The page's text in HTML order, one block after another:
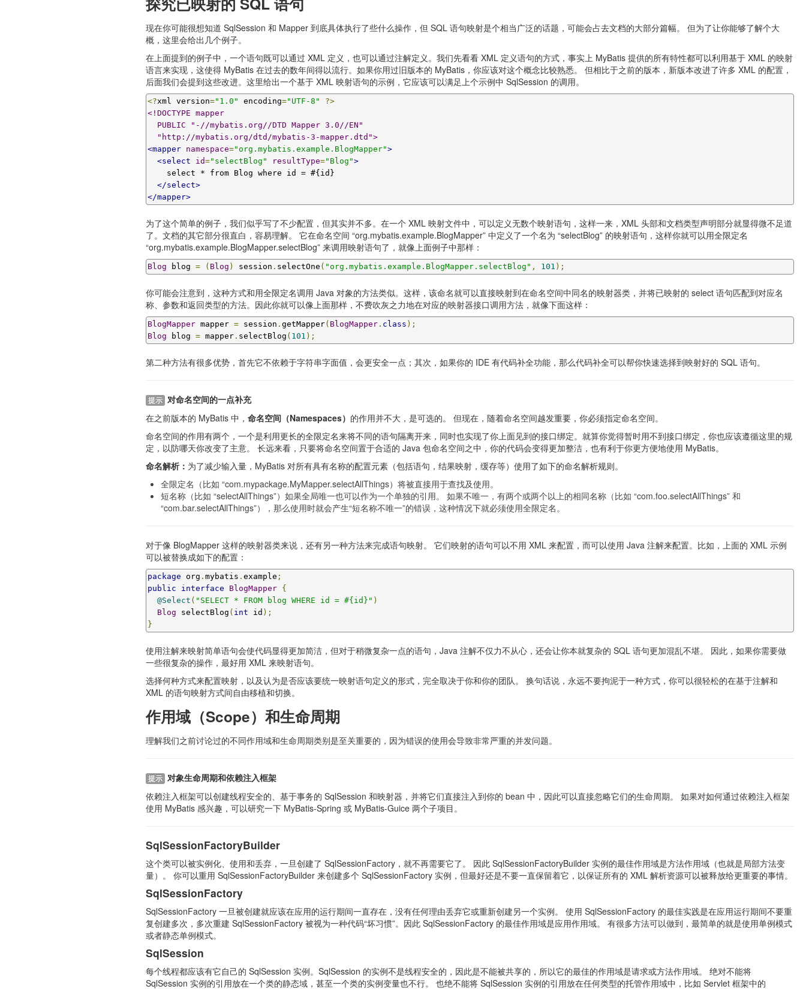
现在你可能很想知道 SqlSession 和 Mapper 到底具体执行了些什么操作，但 SQL 语句映射是个相当广泛的话题，可能会占去文档的大部分篇幅。 但为了让你能够了解个大
概，这里会给出几个例子。
在上面提到的例子中，一个语句既可以通过 XML 定义，也可以通过注解定义。我们先看看 XML 定义语句的方式，事实上 MyBatis 提供的所有特性都可以利用基于 XML 的映射
语言来实现，这使得 MyBatis 在过去的数年间得以流行。如果你用过旧版本的 MyBatis，你应该对这个概念比较熟悉。 但相比于之前的版本，新版本改进了许多 XML 的配置，
后面我们会提到这些改进。这里给出一个基于 XML 映射语句的示例，它应该可以满足上个示例中 SqlSession 的调用。
<?xml version="1.0" encoding="UTF-8"
?>
<!DOCTYPE mapper
  "http://mybatis.org/dtd/mybatis-3-mapper.dtd">
<mapper
namespace="org.mybatis.example.BlogMapper">
<select
id="selectBlog" resultType="Blog">
</select>
</mapper>
为了这个简单的例子，我们似乎写了不少配置，但其实并不多。在一个 XML 映射文件中，可以定义无数个映射语句，这样一来，XML 头部和文档类型声明部分就显得微不足道
了。文档的其它部分很直白，容易理解。 它在命名空间 “org.mybatis.example.BlogMapper” 中定义了一个名为 “selectBlog” 的映射语句，这样你就可以用全限定名
“org.mybatis.example.BlogMapper.selectBlog” 来调用映射语句了，就像上面例子中那样：
Blog blog = ( Blog ) session . selectOne ( "org.mybatis.example.BlogMapper.selectBlog" , 101 );
你可能会注意到，这种方式和用全限定名调用 Java 对象的方法类似。这样，该命名就可以直接映射到在命名空间中同名的映射器类，并将已映射的 select 语句匹配到对应名
称、参数和返回类型的方法。因此你就可以像上面那样，不费吹灰之力地在对应的映射器接口调用方法，就像下面这样：
BlogMapper mapper = session . getMapper( BlogMapper. class );
Blog blog = mapper. selectBlog ( 101 );
第二种方法有很多优势，首先它不依赖于字符串字面值，会更安全一点；其次，如果你的 IDE 有代码补全功能，那么代码补全可以帮你快速选择到映射好的 SQL 语句。
提示 对命名空间的一点补充
在之前版本的 MyBatis 中， 命名空间（Namespaces） 的作用并不大，是可选的。 但现在，随着命名空间越发重要，你必须指定命名空间。
命名空间的作用有两个，一个是利用更长的全限定名来将不同的语句隔离开来，同时也实现了你上面见到的接口绑定。就算你觉得暂时用不到接口绑定，你也应该遵循这里的规
定，以防哪天你改变了主意。 长远来看，只要将命名空间置于合适的 Java 包命名空间之中，你的代码会变得更加整洁，也有利于你更方便地使用 MyBatis。
命名解析： 为了减少输入量，MyBatis 对所有具有名称的配置元素（包括语句，结果映射，缓存等）使用了如下的命名解析规则。
全限定名（比如 “com.mypackage.MyMapper.selectAllThings）将被直接用于查找及使用。
短名称（比如 “selectAllThings”）如果全局唯一也可以作为一个单独的引用。 如果不唯一，有两个或两个以上的相同名称（比如 “com.foo.selectAllThings” 和
“com.bar.selectAllThings”），那么使用时就会产生“短名称不唯一”的错误，这种情况下就必须使用全限定名。
对于像 BlogMapper 这样的映射器类来说，还有另一种方法来完成语句映射。 它们映射的语句可以不用 XML 来配置，而可以使用 Java 注解来配置。比如，上面的 XML 示例
可以被替换成如下的配置：
package org . mybatis . example ;
public
interface BlogMapper
{
@Select ( "SELECT * FROM blog WHERE id = #{id}" )
Blog selectBlog ( int id );
}
使用注解来映射简单语句会使代码显得更加简洁，但对于稍微复杂一点的语句，Java 注解不仅力不从心，还会让你本就复杂的 SQL 语句更加混乱不堪。 因此，如果你需要做
一些很复杂的操作，最好用 XML 来映射语句。
选择何种方式来配置映射，以及认为是否应该要统一映射语句定义的形式，完全取决于你和你的团队。 换句话说，永远不要拘泥于一种方式，你可以很轻松的在基于注解和
XML 的语句映射方式间自由移植和切换。
作用域（Scope）和生命周期
理解我们之前讨论过的不同作用域和生命周期类别是至关重要的，因为错误的使用会导致非常严重的并发问题。
提示 对象生命周期和依赖注入框架
依赖注入框架可以创建线程安全的、基于事务的 SqlSession 和映射器，并将它们直接注入到你的 bean 中，因此可以直接忽略它们的生命周期。 如果对如何通过依赖注入框架
使用 MyBatis 感兴趣，可以研究一下 MyBatis-Spring 或 MyBatis-Guice 两个子项目。
SqlSessionFactoryBuilder
这个类可以被实例化、使用和丢弃，一旦创建了 SqlSessionFactory，就不再需要它了。 因此 SqlSessionFactoryBuilder 实例的最佳作用域是方法作用域（也就是局部方法变
量）。 你可以重用 SqlSessionFactoryBuilder 来创建多个 SqlSessionFactory 实例，但最好还是不要一直保留着它，以保证所有的 XML 解析资源可以被释放给更重要的事情。
SqlSessionFactory
SqlSessionFactory 一旦被创建就应该在应用的运行期间一直存在，没有任何理由丢弃它或重新创建另一个实例。 使用 SqlSessionFactory 的最佳实践是在应用运行期间不要重
复创建多次，多次重建 SqlSessionFactory 被视为一种代码“坏习惯”。因此 SqlSessionFactory 的最佳作用域是应用作用域。 有很多方法可以做到，最简单的就是使用单例模式
或者静态单例模式。
SqlSession
每个线程都应该有它自己的 SqlSession 实例。SqlSession 的实例不是线程安全的，因此是不能被共享的，所以它的最佳的作用域是请求或方法作用域。 绝对不能将
SqlSession 实例的引用放在一个类的静态域，甚至一个类的实例变量也不行。 也绝不能将 SqlSession 实例的引用放在任何类型的托管作用域中，比如 Servlet 框架中的